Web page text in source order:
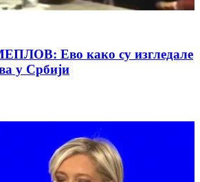
Ево како су изгледале
у Србији